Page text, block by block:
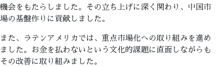
機会をもたらしました。その立ち上げに深く関わり、中国市
場の基盤作りに貢献しました。
また、ラテンアメリカでは、重点市場化への取り組みを進め
ました。お金を払わないという文化的課題に直面しながらも
その改善に取り組みました。